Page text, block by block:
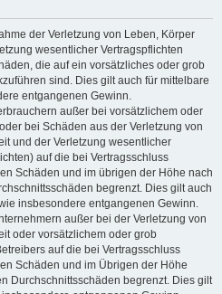
der Verletzung von Leben, Körper
wesentlicher Vertragspflichten
die auf ein vorsätzliches oder grob
sind. Dies gilt auch für mittelbare
entgangenen Gewinn.
außer bei vorsätzlichem oder
bei Schäden aus der Verletzung von
und der Verletzung wesentlicher
auf die bei Vertragsschluss
Schäden und im übrigen der Höhe nach
begrenzt. Dies gilt auch
insbesondere entgangenen Gewinn.
außer bei der Verletzung von
oder vorsätzlichem oder grob
auf die bei Vertragsschluss
Schäden und im Übrigen der Höhe
Durchschnittsschäden begrenzt. Dies gilt